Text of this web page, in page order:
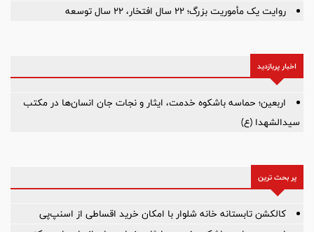
روایت یک مأموریت بزرگ؛ ۲۲ سال افتخار، ۲۲ سال توسعه
اخبار پربازدید
اربعین؛ حماسه باشکوه خدمت، ایثار و نجات جان انسان‌ها در مکتب
سیدالشهدا (ع)
پر بحث ترین
کالکشن تابستانه خانه شلوار با امکان خرید اقساطی از اسنپ‌پی